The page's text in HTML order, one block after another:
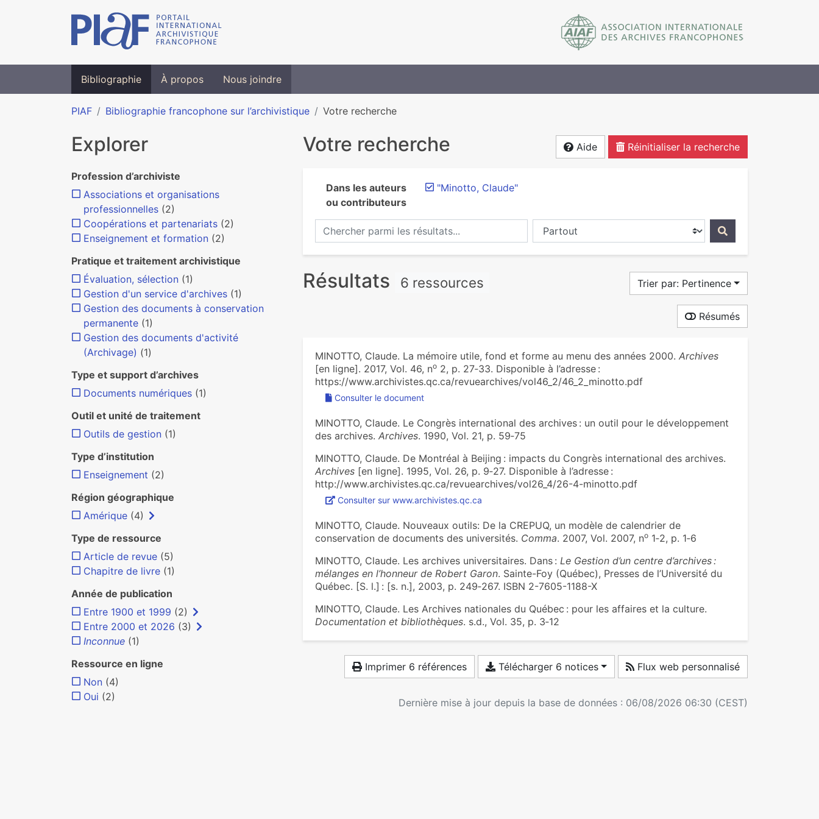
Bibliographie À propos Nous joindre
PIAF Bibliographie francophone sur l’archivistique Votre recherche
Votre recherche Aide Réinitialiser la recherche
Dans les auteurs
ou contributeurs
"Minotto, Claude"
Chercher parmi les résultats... Chercher dans...
Résultats 6 ressources Trier par: Pertinence
Résumés
MINOTTO, Claude. La mémoire utile, fond et forme au menu des années 2000. Archives
[en ligne]. 2017, Vol. 46, no2, p. 27‑33. Disponible à l’adresse :
https://www.archivistes.qc.ca/revuearchives/vol46_2/46_2_minotto.pdf
Consulter le document
MINOTTO, Claude. Le Congrès international des archives : un outil pour le développement
des archives. Archives. 1990, Vol. 21, p. 59‑75
MINOTTO, Claude. De Montréal à Beijing : impacts du Congrès international des archives.
Archives[en ligne]. 1995, Vol. 26, p. 9‑27. Disponible à l’adresse :
http://www.archivistes.qc.ca/revuearchives/vol26_4/26-4-minotto.pdf
Consulter sur www.archivistes.qc.ca
MINOTTO, Claude. Nouveaux outils: De la CREPUQ, un modèle de calendrier de
conservation de documents des universités. Comma. 2007, Vol. 2007, no1‑2, p. 1‑6
MINOTTO, Claude. Les archives universitaires. Dans : Le Gestion d’un centre d’archives :
mélanges en l’honneur de Robert Garon. Sainte-Foy (Québec), Presses de l’Université du
Québec. [S. l.] : [s. n.], 2003, p. 249‑267. ISBN 2-7605-1188-X
MINOTTO, Claude. Les Archives nationales du Québec : pour les affaires et la culture.
Documentation et bibliothèques. s.d., Vol. 35, p. 3‑12
Imprimer 6 références Télécharger 6 notices Flux web personnalisé
Dernière mise à jour depuis la base de données : 06/08/2026 06:30 (CEST)
Explorer
Profession d’archiviste
Associations et organisations
professionnelles (2)
Coopérations et partenariats (2)
Enseignement et formation (2)
Pratique et traitement archivistique
Évaluation, sélection (1)
Gestion d'un service d'archives (1)
Gestion des documents à conservation
permanente (1)
Gestion des documents d'activité
(Archivage) (1)
Type et support d’archives
Documents numériques (1)
Outil et unité de traitement
Outils de gestion (1)
Type d’institution
Enseignement (2)
Région géographique
Amérique (4)
Type de ressource
Article de revue (5)
Chapitre de livre (1)
Année de publication
Entre 1900 et 1999 (2)
Entre 2000 et 2026 (3)
Inconnue (1)
Ressource en ligne
Non (4)
Oui (2)